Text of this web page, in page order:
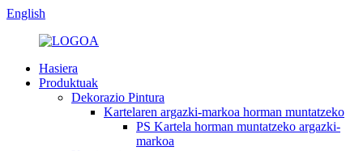
English
Hasiera
Produktuak
Dekorazio Pintura
Kartelaren argazki-markoa horman muntatzeko
PS Kartela horman muntatzeko argazki-
markoa